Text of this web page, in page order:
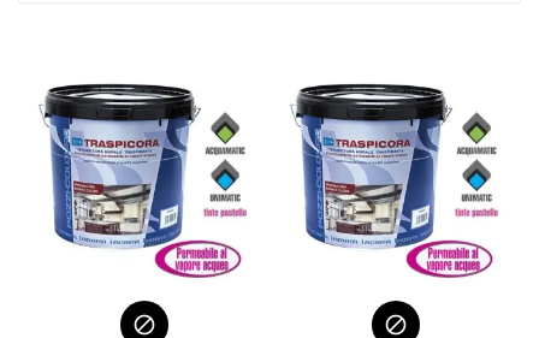
 